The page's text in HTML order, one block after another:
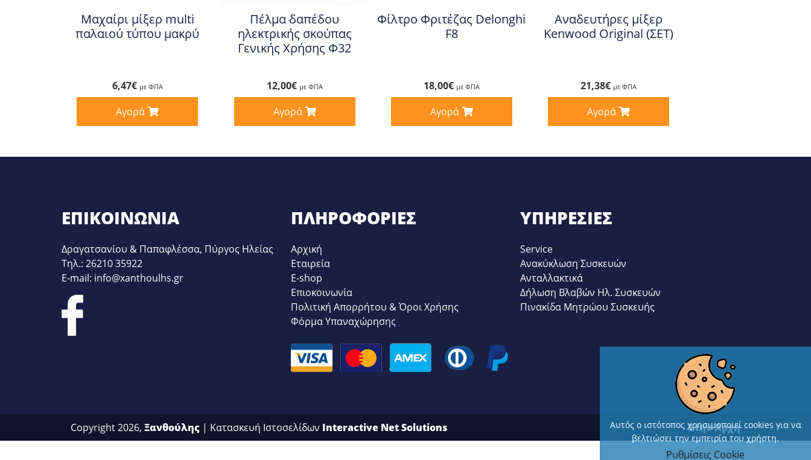
Μαχαίρι μίξερ multi
παλαιού τύπου μακρύ
6,47€ με ΦΠΑ
Αγορά
Πέλμα δαπέδου
ηλεκτρικής σκούπας
Γενικής Χρήσης Φ32
12,00€ με ΦΠΑ
Αγορά
Φίλτρο Φριτέζας Delonghi
F8
18,00€ με ΦΠΑ
Αγορά
Αναδευτήρες μίξερ
Kenwood Original (ΣΕΤ)
21,38€ με ΦΠΑ
Αγορά
ΕΠΙΚΟΙΝΩΝΊΑ
Δραγατσανίου & Παπαφλέσσα, Πύργος Ηλείας
Τηλ.: 26210 35922
E-mail: info@xanthoulhs.gr
ΠΛΗΡΟΦΟΡΊΕΣ
Αρχική
Εταιρεία
E-shop
Επιοκοινωνία
Πολιτική Απορρήτου & Όροι Χρήσης
Φόρμα Υπαναχώρησης
ΥΠΗΡΕΣΊΕΣ
Service
Ανακύκλωση Συσκευών
Ανταλλακτικά
Δήλωση Βλαβών Ηλ. Συσκευών
Πινακίδα Μητρώου Συσκευής
Copyright 2026, Ξανθούλης | Κατασκευή Ιστοσελίδων Interactive Net Solutions Στην Αρχή
Αυτός ο ιστότοπος χρησιμοποιεί cookies για να
βελτιώσει την εμπειρία του χρήστη.
Ρυθμίσεις Cookie